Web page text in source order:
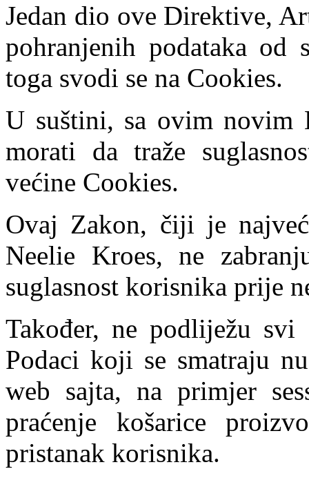
Jedan dio ove Direktive,
pohranjenih podataka
toga svodi se na Cookies.
U suštini, sa ovim novim
morati da traže
većine Cookies.
Ovaj Zakon, čiji je
Neelie Kroes, ne
suglasnost korisnika prije
Također, ne podliježu
Podaci koji se smatraju
web sajta, na primjer
praćenje košarice
pristanak korisnika.